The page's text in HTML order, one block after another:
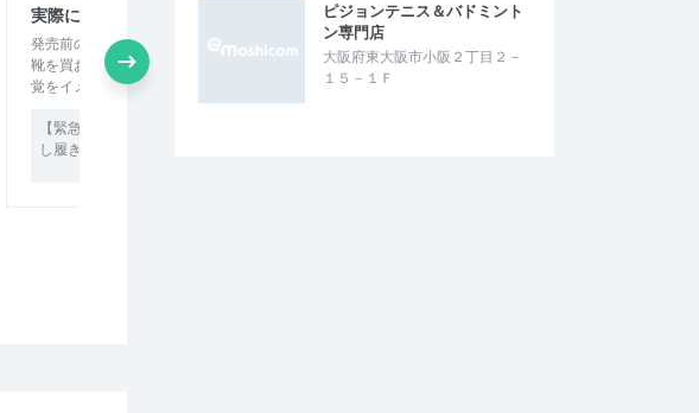
実際に試走ができました。
発売前のシューズを試すことができ、どの
靴を買おうか選択の幅が広がり、走った感
覚をイメージすることができました。と…
【緊急開催！！】NOVABLAST 6 先行試
し履きイベント in ASICS KOBE
暑い日にいい練習でした
3.5クラスで刺激があって、1人ではできな
ピジョンテニス＆バドミント
ン専門店
大阪府東大阪市小阪２丁目２－
１５－１Ｆ